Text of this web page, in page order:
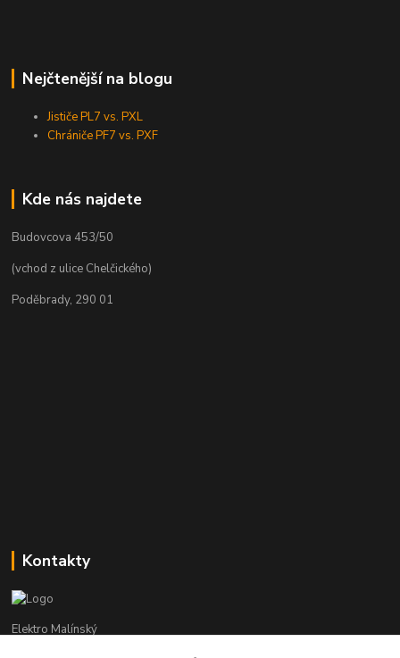
Nejčtenější na blogu
Jističe PL7 vs. PXL
Chrániče PF7 vs. PXF
Kde nás najdete
Budovcova 453/50
(vchod z ulice Chelčického)
Poděbrady, 290 01
Kontakty
Elektro Malínský